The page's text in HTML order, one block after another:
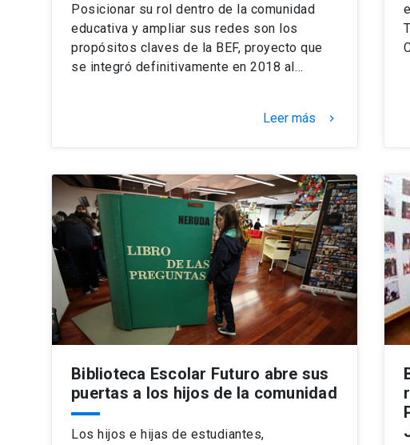
Posicionar su rol dentro de la comunidad
educativa y ampliar sus redes son los
propósitos claves de la BEF, proyecto que
se integró definitivamente en 2018 al…
Leer más keyboard_arrow_right
Biblioteca Escolar Futuro abre sus
puertas a los hijos de la comunidad
Los hijos e hijas de estudiantes,